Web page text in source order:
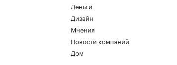
Деньги
Дизайн
Мнения
Новости компаний
Дом